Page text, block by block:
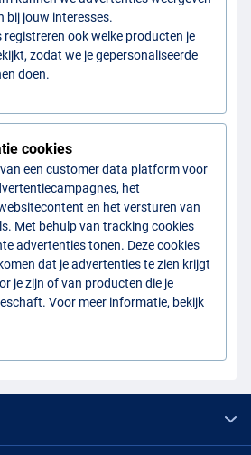
bij jouw interesses.
ook welke producten je
zodat we je gepersonaliseerde
doen.
cookies
een customer data platform voor
het
en het versturen van
Met behulp van tracking cookies
advertenties tonen. Deze cookies
dat je advertenties te zien krijgt
je zijn of van producten die je
Voor meer informatie, bekijk